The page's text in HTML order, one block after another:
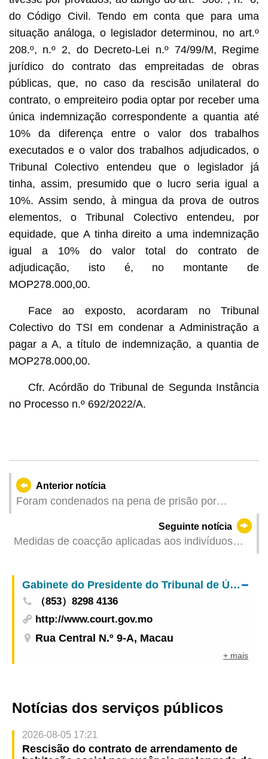
do Código Civil. Tendo em conta que para uma
situação análoga, o legislador determinou, no art.º
208.º, n.º 2, do Decreto-Lei n.º 74/99/M, Regime
jurídico do contrato das empreitadas de obras
públicas, que, no caso da rescisão unilateral do
contrato, o empreiteiro podia optar por receber uma
única indemnização correspondente a quantia até
10% da diferença entre o valor dos trabalhos
executados e o valor dos trabalhos adjudicados, o
Tribunal Colectivo entendeu que o legislador já
tinha, assim, presumido que o lucro seria igual a
10%. Assim sendo, à mingua da prova de outros
elementos, o Tribunal Colectivo entendeu, por
equidade, que A tinha direito a uma indemnização
igual a 10% do valor total do contrato de
adjudicação, isto é, no montante de
MOP278.000,00.
Face ao exposto, acordaram no Tribunal
Colectivo do TSI em condenar a Administração a
pagar a A, a título de indemnização, a quantia de
MOP278.000,00.
Cfr. Acórdão do Tribunal de Segunda Instância
no Processo n.º 692/2022/A.
Anterior notícia
Foram condenados na pena de prisão por
residente de Macau e o TSI negou provimento ao
recurso interposto
Seguinte notícia
Medidas de coacção aplicadas aos indivíduos
Gabinete do Presidente do Tribunal de Última Instância
（853）8298 4136
http://www.court.gov.mo
Rua Central N.º 9-A, Macau
+ mais
Notícias dos serviços públicos
2026-08-05 17:21
Rescisão do contrato de arrendamento de